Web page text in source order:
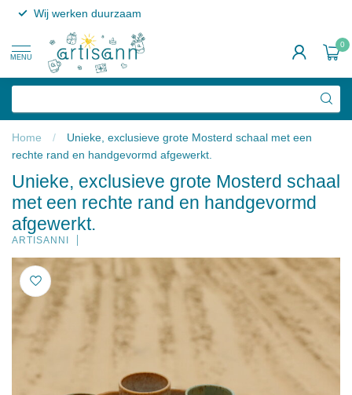
Wij werken duurzaam
MENU
0
Home /
Unieke, exclusieve grote Mosterd schaal met een
rechte rand en handgevormd afgewerkt.
Unieke, exclusieve grote Mosterd schaal
met een rechte rand en handgevormd
afgewerkt.
ARTISANNI